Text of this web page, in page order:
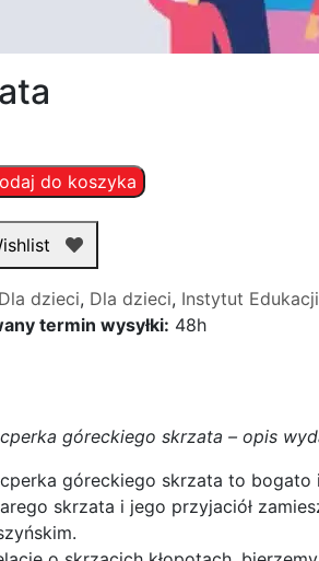
do koszyka
Dla dzieci, Dla dzieci, Instytut
termin wysyłki: 48h
góreckiego skrzata – opis
góreckiego skrzata to
skrzata i jego przyjaciół